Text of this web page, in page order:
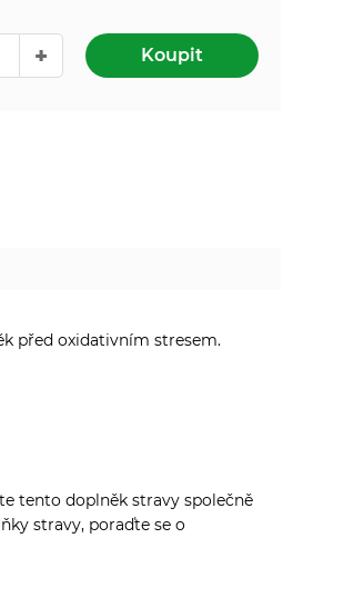
Koupit
před oxidativním stresem.
tento doplněk stravy společně
stravy, poraďte se o